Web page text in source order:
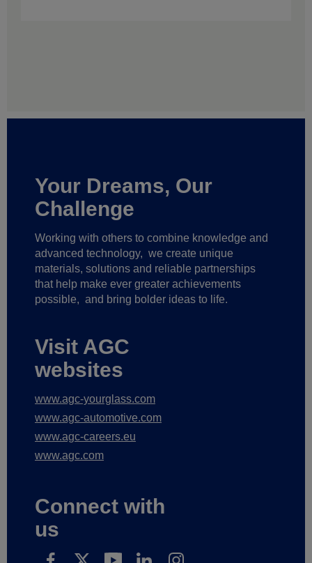
Your Dreams, Our
Challenge
Working with others to combine knowledge and
advanced technology, we create unique
materials, solutions and reliable partnerships
that help make ever greater achievements
possible, and bring bolder ideas to life.
Visit AGC
websites
www.agc-yourglass.com
www.agc-automotive.com
www.agc-careers.eu
www.agc.com
Connect with
us